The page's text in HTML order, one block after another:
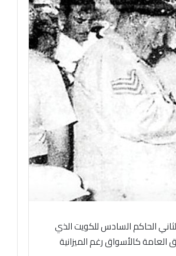
الشيخ محمد بن صباح الثاني الحاكم السادس للكويت الذي
كالأسواق رغم الميزانية